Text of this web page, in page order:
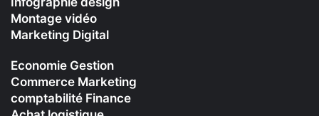
Montage vidéo
Marketing Digital
Economie Gestion
Commerce Marketing
comptabilité Finance